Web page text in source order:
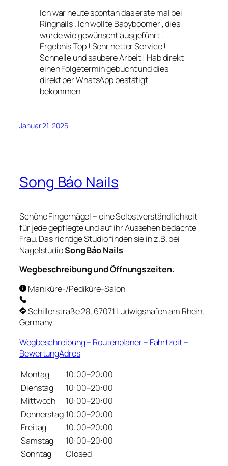
Ich war heute spontan das erste mal bei
Ringnails . Ich wollte Babyboomer , dies
wurde wie gewünscht ausgeführt .
Ergebnis Top ! Sehr netter Service !
Schnelle und saubere Arbeit ! Hab direkt
einen Folgetermin gebucht und dies
direkt per WhatsApp bestätigt
bekommen
Januar 21, 2025
Song Báo Nails
Schöne Fingernägel – eine Selbstverständlichkeit
für jede gepflegte und auf ihr Aussehen bedachte
Frau. Das richtige Studio finden sie in z.B. bei
NagelstudioSong Báo Nails
Wegbeschreibung und Öffnungszeiten:
Maniküre-/Pediküre-Salon
Schillerstraße 28, 67071 Ludwigshafen am Rhein,
Germany
Wegbeschreibung – Routenplaner – Fahrtzeit –
BewertungAdres
Montag
10:00–20:00
Dienstag
10:00–20:00
Mittwoch
10:00–20:00
Donnerstag 10:00–20:00
Freitag
10:00–20:00
Samstag
10:00–20:00
Sonntag
Closed